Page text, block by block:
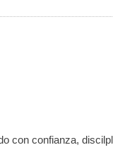
con confianza,